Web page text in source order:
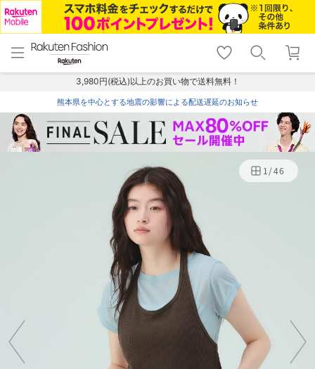
menu home
トップ
shopping_cart lock_outline
ログイン
3,980円(税込)以上のお買い物で送料無料！
熊本県を中心とする地震の影響による配送遅延のお知らせ
1/46